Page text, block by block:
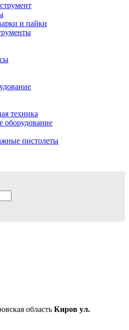
и пайки
техника
оборудование
пистолеты
область Киров ул.